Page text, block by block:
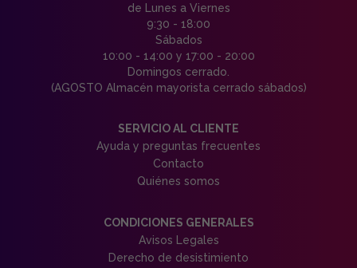
de Lunes a Viernes
9:30 - 18:00
Sábados
10:00 - 14:00 y 17:00 - 20:00
Domingos cerrado.
(AGOSTO Almacén mayorista cerrado sábados)
SERVICIO AL CLIENTE
Ayuda y preguntas frecuentes
Contacto
Quiénes somos
CONDICIONES GENERALES
Avisos Legales
Derecho de desistimiento